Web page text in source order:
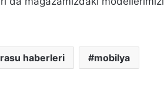
haberleri mobilya